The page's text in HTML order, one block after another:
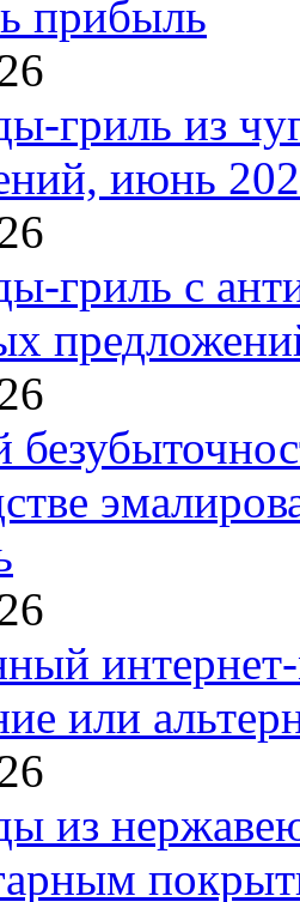
прибыль
гриль из
июнь
гриль с
или
из